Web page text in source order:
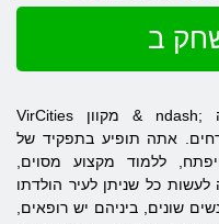
VirCities מקוון & ndash; משחק חופשי מבוסס דפדפן מרובה
אתה תופיע בתפקיד של
ללמוד מקצוע מסוים,
כל שניתן לעיר הולדתו
שונים, ביניהם יש רופאים,